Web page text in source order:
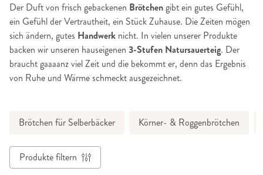
Der Duft von frisch gebackenen Brötchengibt ein gutes Gefühl,
ein Gefühl der Vertrautheit, ein Stück Zuhause. Die Zeiten mögen
sich ändern, gutes Handwerk nicht. In vielen unserer Produkte
backen wir unseren hauseigenen 3-Stufen Natursauerteig. Der
braucht gaaaanz viel Zeit und die bekommt er, denn das Ergebnis
von Ruhe und Wärme schmeckt ausgezeichnet.
Brötchen für Selberbäcker Körner- & Roggenbrötchen
Produkte filtern